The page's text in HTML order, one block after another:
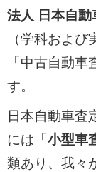
法人 日本自動
（学科およ
「中古自動
す。
日本自動車査
には「 小型車
類あり、我々